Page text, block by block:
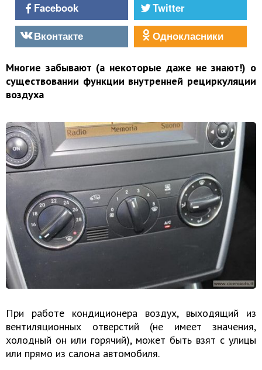
Facebook
Twitter
Вконтакте
Однокласники
Многие забывают (а некоторые даже не знают!) о
существовании функции внутренней рециркуляции
воздуха
При работе кондиционера воздух, выходящий из
вентиляционных отверстий (не имеет значения,
холодный он или горячий), может быть взят с улицы
или прямо из салона автомобиля.